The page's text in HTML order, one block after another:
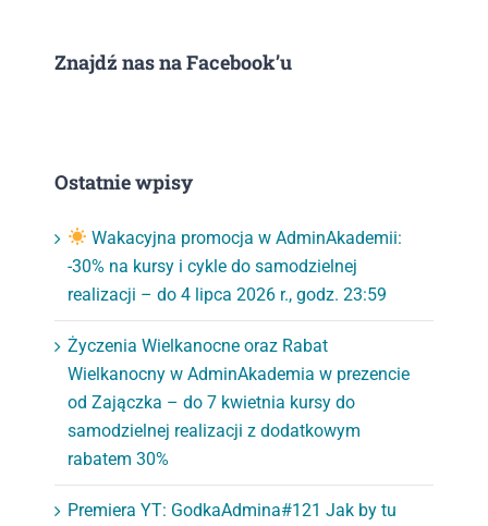
Znajdź nas na Facebook’u
Ostatnie wpisy
Wakacyjna promocja w AdminAkademii:
-30% na kursy i cykle do samodzielnej
realizacji – do 4 lipca 2026 r., godz. 23:59
Życzenia Wielkanocne oraz Rabat
Wielkanocny w AdminAkademia w prezencie
od Zajączka – do 7 kwietnia kursy do
samodzielnej realizacji z dodatkowym
rabatem 30%
Premiera YT: GodkaAdmina#121 Jak by tu